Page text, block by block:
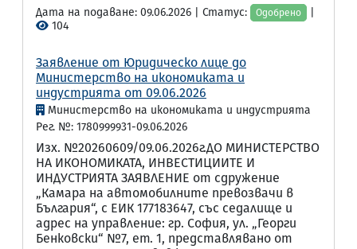
Дата на подаване: 09.06.2026 | Статус: Одобрено
104
Заявление от Юридическо лице до
Министерство на икономиката и
индустрията от 09.06.2026
Министерство на икономиката и индустрията
Рег. №: 1780999931-09.06.2026
Изх. №20260609/09.06.2026г.ДО МИНИСТЕРСТВО
НА ИКОНОМИКАТА, ИНВЕСТИЦИИТЕ И
ИНДУСТРИЯТА ЗАЯВЛЕНИЕ от сдружение
„Камара на автомобилните превозвачи в
България“, с ЕИК 177183647, със седалище и
адрес на управление: гр. София, ул. „Георги
Бенковски“ №7, ет. 1, представлявано от